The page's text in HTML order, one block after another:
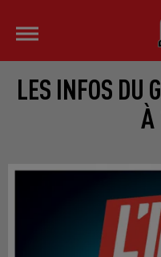
LES INFOS DU
À